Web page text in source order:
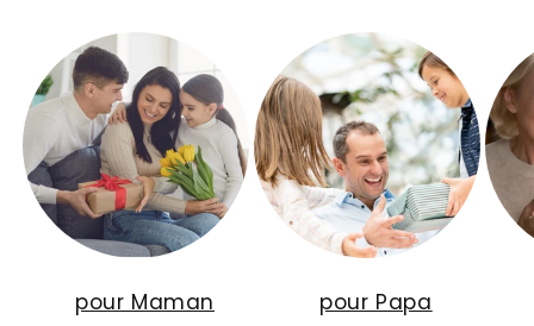
pour Maman pour Papa